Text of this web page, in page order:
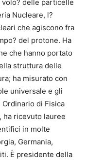
delle particelle
Nucleare, l?
che agiscono fra
del protone. Ha
che hanno portato
struttura delle
ha misurato con
universale e gli
di Fisica
ha ricevuto lauree
in molte
Germania,
È presidente della